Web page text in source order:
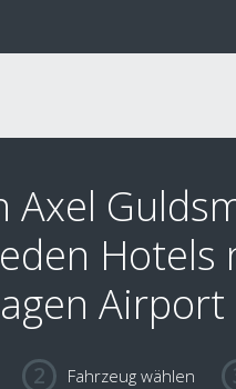
Axel
Hotels
Airport
Fahrzeug wählen